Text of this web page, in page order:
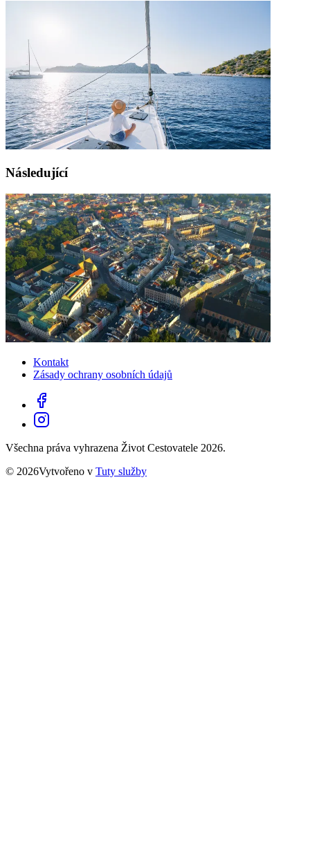
Následující
Kontakt
Zásady ochrany osobních údajů
Všechna práva vyhrazena Život Cestovatele 2026.
© 2026Vytvořeno v Tuty služby